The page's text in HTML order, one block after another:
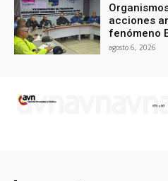
acciones
fenómeno
agosto 6, 2026